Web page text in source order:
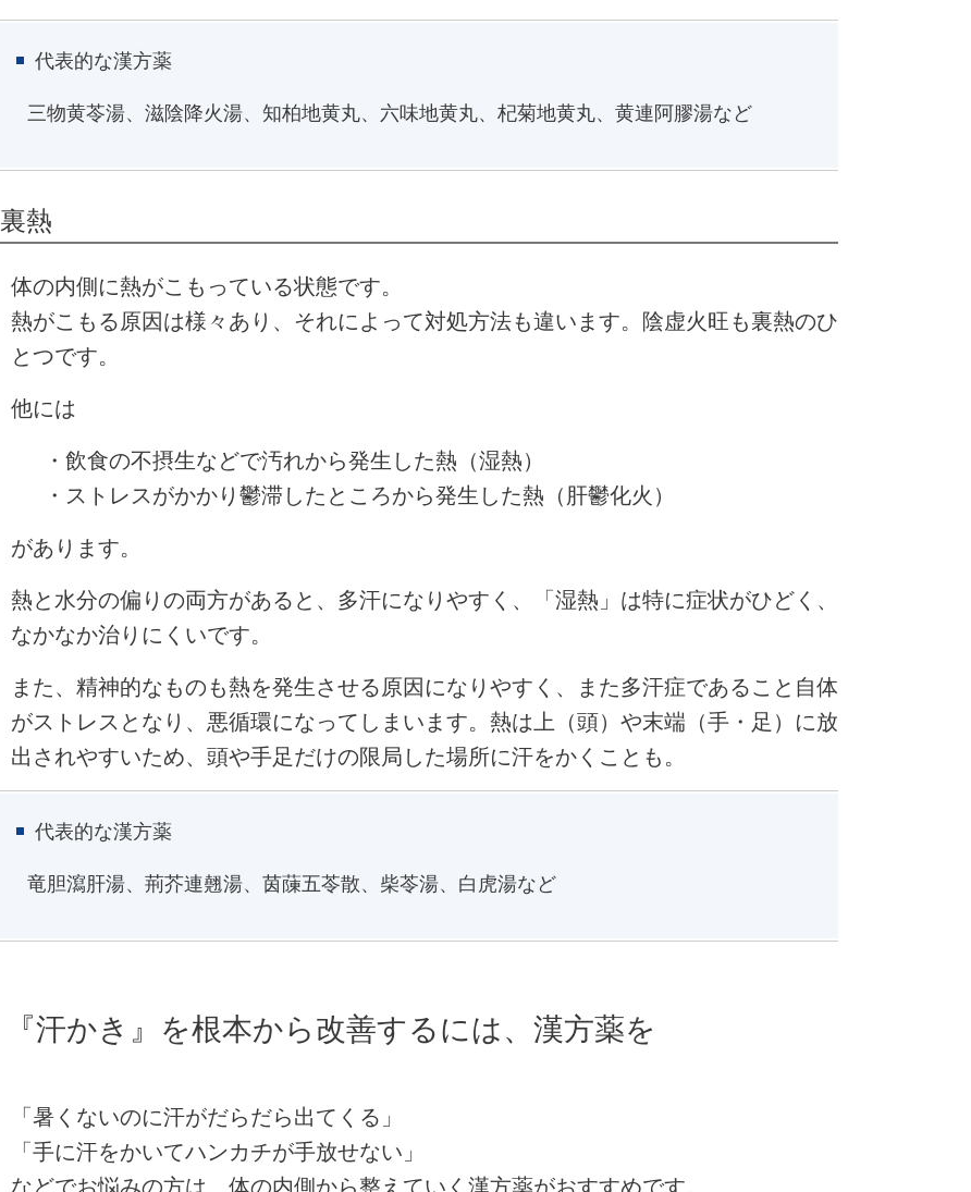
代表的な漢方薬
三物黄苓湯、滋陰降火湯、知柏地黄丸、六味地黄丸、杞菊地黄丸、黄連阿膠湯など
裏熱
体の内側に熱がこもっている状態です。
熱がこもる原因は様々あり、それによって対処方法も違います。陰虚火旺も裏熱のひ
とつです。
他には
・飲食の不摂生などで汚れから発生した熱（湿熱）
・ストレスがかかり鬱滞したところから発生した熱（肝鬱化火）
があります。
熱と水分の偏りの両方があると、多汗になりやすく、「湿熱」は特に症状がひどく、
なかなか治りにくいです。
また、精神的なものも熱を発生させる原因になりやすく、また多汗症であること自体
がストレスとなり、悪循環になってしまいます。熱は上（頭）や末端（手・足）に放
出されやすいため、頭や手足だけの限局した場所に汗をかくことも。
代表的な漢方薬
竜胆瀉肝湯、荊芥連翹湯、茵蔯五苓散、柴苓湯、白虎湯など
『汗かき』を根本から改善するには、漢方薬を
「暑くないのに汗がだらだら出てくる」
「手に汗をかいてハンカチが手放せない」
などでお悩みの方は、体の内側から整えていく漢方薬がおすすめです。